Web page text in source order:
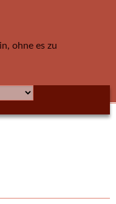
ohne es zu